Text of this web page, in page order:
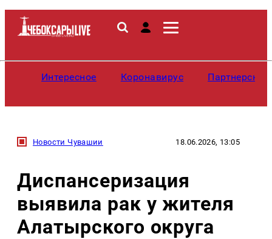
Интересное Коронавирус
Новости Чувашии 18.06.2026, 13:05
Диспансеризация
выявила рак у жителя
Алатырского округа